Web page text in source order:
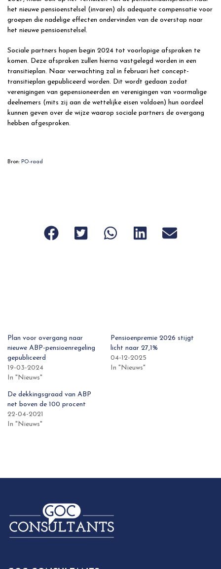
het nieuwe pensioenstelsel (invaren) als adequate compensatie voor
groepen die nadelige effecten ondervinden van de overstap naar
het nieuwe pensioenstelsel.
Sociale partners hopen begin 2024 tot voorlopige afspraken te
komen. Deze afspraken zullen hierna vastgelegd worden in een
transitieplan. Naar verwachting zal in februari het concept-
transitieplan gepubliceerd worden. Dit wordt gedaan zodat
verenigingen van gepensioneerden en verenigingen van voormalige
deelnemers (mits zij aan de wettelijke eisen voldoen) hun oordeel
kunnen geven over de wijze waarop sociale partners de overgang
hebben afgesproken.
Bron: PO-raad
Plan voor overgang naar
nieuwe ABP-pensioenregeling
gepubliceerd
19-03-2024
In "Nieuws"
Pensioenpremie 2026 stijgt
licht naar 27,1%
04-12-2025
In "Nieuws"
De dekkingsgraad van ABP
net boven de 100 procent
22-04-2021
In "Nieuws"